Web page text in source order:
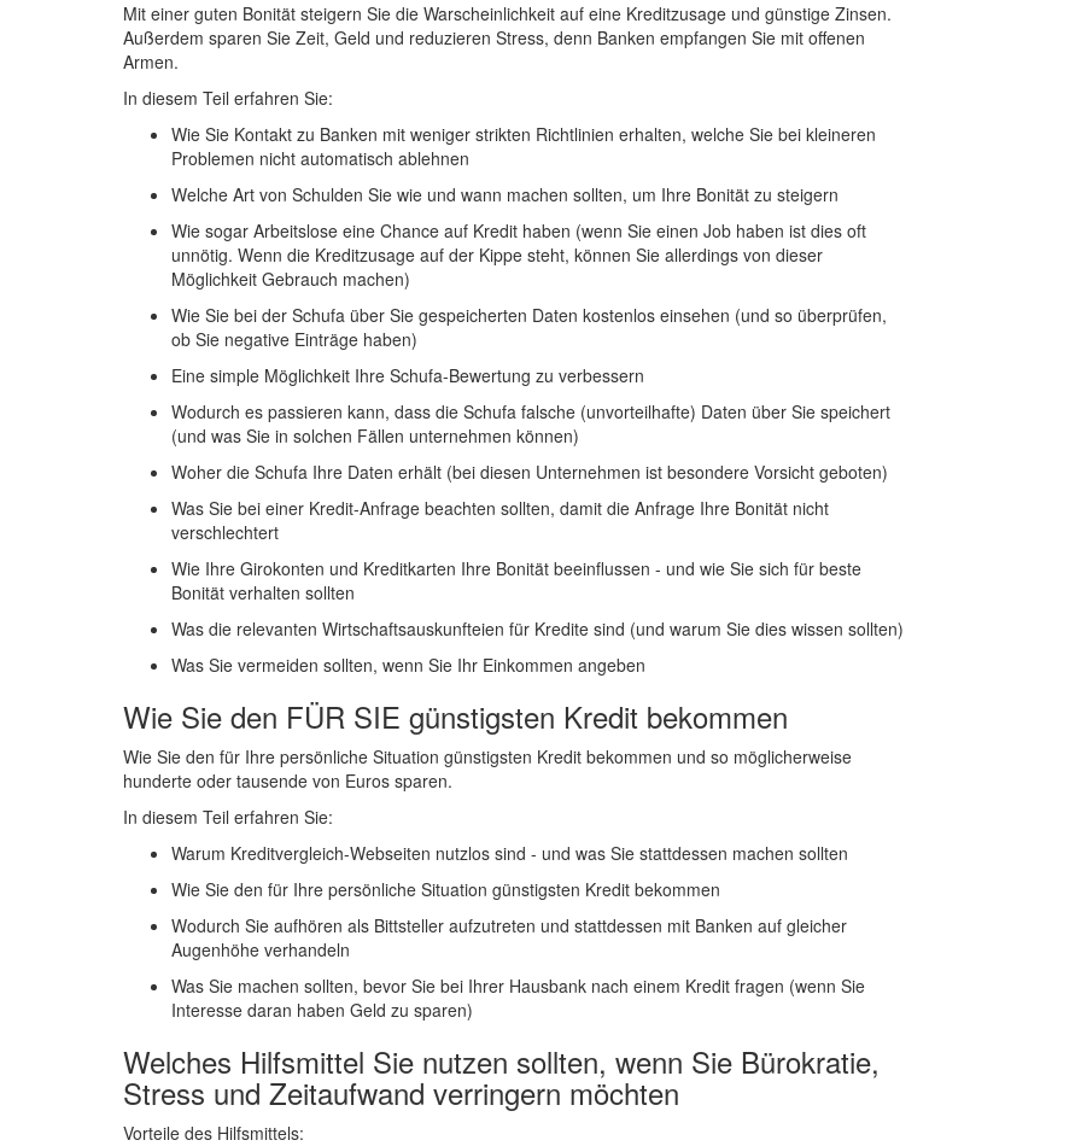
Mit einer guten Bonität steigern Sie die Warscheinlichkeit auf eine Kreditzusage und günstige Zinsen.
Außerdem sparen Sie Zeit, Geld und reduzieren Stress, denn Banken empfangen Sie mit offenen
Armen.
In diesem Teil erfahren Sie:
Wie Sie Kontakt zu Banken mit weniger strikten Richtlinien erhalten, welche Sie bei kleineren
Problemen nicht automatisch ablehnen
Welche Art von Schulden Sie wie und wann machen sollten, um Ihre Bonität zu steigern
Wie sogar Arbeitslose eine Chance auf Kredit haben (wenn Sie einen Job haben ist dies oft
unnötig. Wenn die Kreditzusage auf der Kippe steht, können Sie allerdings von dieser
Möglichkeit Gebrauch machen)
Wie Sie bei der Schufa über Sie gespeicherten Daten kostenlos einsehen (und so überprüfen,
ob Sie negative Einträge haben)
Eine simple Möglichkeit Ihre Schufa-Bewertung zu verbessern
Wodurch es passieren kann, dass die Schufa falsche (unvorteilhafte) Daten über Sie speichert
(und was Sie in solchen Fällen unternehmen können)
Woher die Schufa Ihre Daten erhält (bei diesen Unternehmen ist besondere Vorsicht geboten)
Was Sie bei einer Kredit-Anfrage beachten sollten, damit die Anfrage Ihre Bonität nicht
verschlechtert
Wie Ihre Girokonten und Kreditkarten Ihre Bonität beeinflussen - und wie Sie sich für beste
Bonität verhalten sollten
Was die relevanten Wirtschaftsauskunfteien für Kredite sind (und warum Sie dies wissen sollten)
Was Sie vermeiden sollten, wenn Sie Ihr Einkommen angeben
Wie Sie den FÜR SIE günstigsten Kredit bekommen
Wie Sie den für Ihre persönliche Situation günstigsten Kredit bekommen und so möglicherweise
hunderte oder tausende von Euros sparen.
In diesem Teil erfahren Sie:
Warum Kreditvergleich-Webseiten nutzlos sind - und was Sie stattdessen machen sollten
Wie Sie den für Ihre persönliche Situation günstigsten Kredit bekommen
Wodurch Sie aufhören als Bittsteller aufzutreten und stattdessen mit Banken auf gleicher
Augenhöhe verhandeln
Was Sie machen sollten, bevor Sie bei Ihrer Hausbank nach einem Kredit fragen (wenn Sie
Interesse daran haben Geld zu sparen)
Welches Hilfsmittel Sie nutzen sollten, wenn Sie Bürokratie,
Stress und Zeitaufwand verringern möchten
Vorteile des Hilfsmittels: